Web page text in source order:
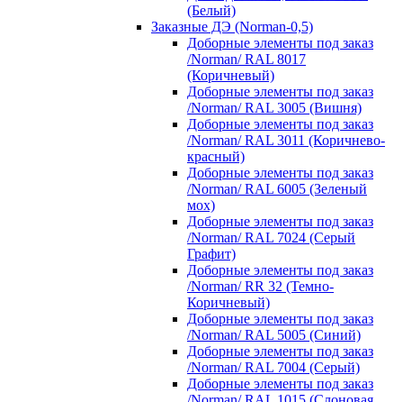
(Белый)
Заказные ДЭ (Norman-0,5)
Доборные элементы под заказ
/Norman/ RAL 8017
(Коричневый)
Доборные элементы под заказ
/Norman/ RAL 3005 (Вишня)
Доборные элементы под заказ
/Norman/ RAL 3011 (Коричнево-
красный)
Доборные элементы под заказ
/Norman/ RAL 6005 (Зеленый
мох)
Доборные элементы под заказ
/Norman/ RAL 7024 (Серый
Графит)
Доборные элементы под заказ
/Norman/ RR 32 (Темно-
Коричневый)
Доборные элементы под заказ
/Norman/ RAL 5005 (Синий)
Доборные элементы под заказ
/Norman/ RAL 7004 (Серый)
Доборные элементы под заказ